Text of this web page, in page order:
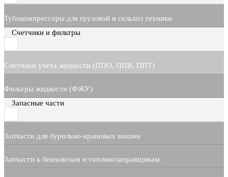
Тубокомпрессоры для грузовой и сельхоз техники
Счетчики и фильтры
Счетчики учета жидкости (ППО, ППВ, ППТ)
Фильтры жидкости (ФЖУ)
Запасные части
Запчасти для бурильно-крановых машин
Запчасти к бензовозам и топливозаправщикам